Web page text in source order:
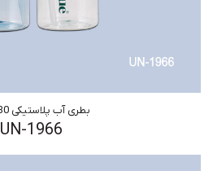
بطری آب پلاستیکی 630 میل
UN-1966